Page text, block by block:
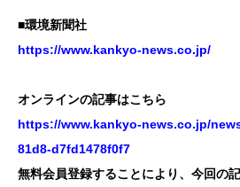
■環境新聞社
https://www.kankyo-news.co.jp/
オンラインの記事はこちら
https://www.kankyo-news.co.jp/
81d8-d7fd1478f0f7
無料会員登録することにより、今回の